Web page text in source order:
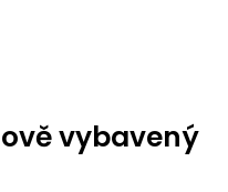
vybavený